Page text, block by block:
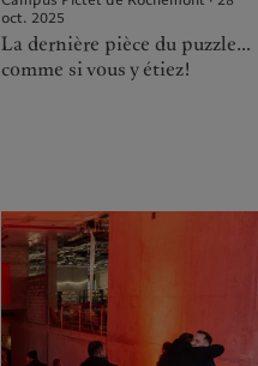
oct. 2025
La dernière pièce du puzzle…
comme si vous y étiez!